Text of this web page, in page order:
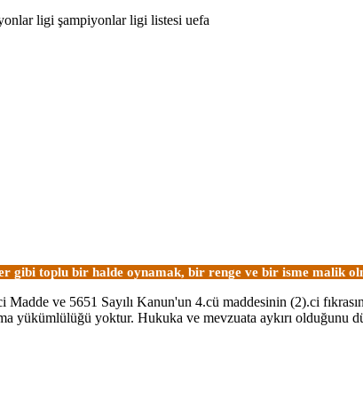
ligi şampiyonlar ligi listesi uefa
gibi toplu bir halde oynamak, bir renge ve bir isme malik
ve 5651 Sayılı Kanun'un 4.cü maddesinin (2).ci
yükümlülüğü yoktur. Hukuka ve mevzuata aykırı olduğunu